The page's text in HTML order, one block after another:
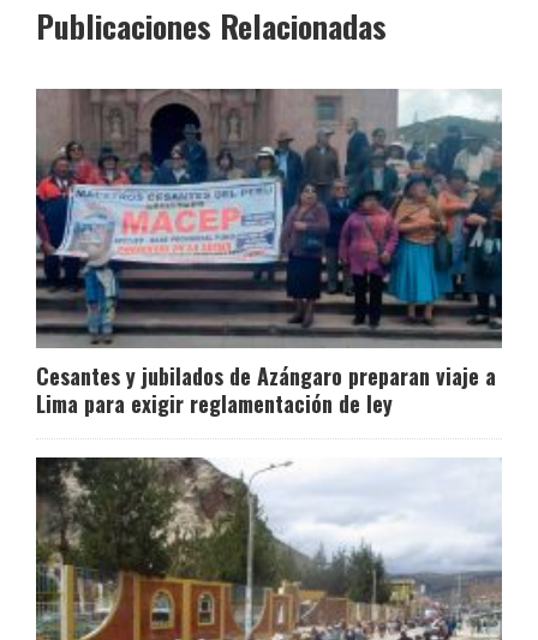
Publicaciones Relacionadas
Cesantes y jubilados de Azángaro preparan viaje a
Lima para exigir reglamentación de ley